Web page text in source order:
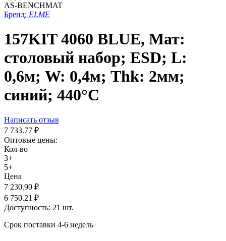
AS-BENCHMAT
Бренд: ELME
157KIT 4060 BLUE, Мат:
столовый набор; ESD; L:
0,6м; W: 0,4м; Thk: 2мм;
синий; 440°C
Написать отзыв
7 733.77 ₽
Оптовые цены:
Кол-во
3+
5+
Цена
7 230.90 ₽
6 750.21 ₽
Доступность: 21 шт.
Срок поставки 4-6 недель